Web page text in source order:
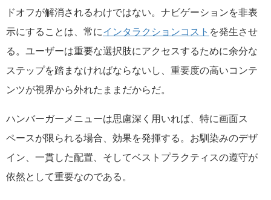
ドオフが解消されるわけではない。ナビゲーションを非表
示にすることは、常にインタラクションコスト を発生させ
る。ユーザーは重要な選択肢にアクセスするために余分な
ステップを踏まなければならないし、重要度の高いコンテ
ンツが視界から外れたままだからだ。
ハンバーガーメニューは思慮深く用いれば、特に画面ス
ペースが限られる場合、効果を発揮する。お馴染みのデザ
イン、一貫した配置、そしてベストプラクティスの遵守が
依然として重要なのである。